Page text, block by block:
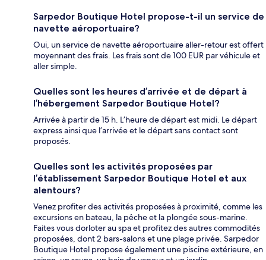
Sarpedor Boutique Hotel propose-t-il un service de
navette aéroportuaire?
Oui, un service de navette aéroportuaire aller-retour est offert
moyennant des frais. Les frais sont de 100 EUR par véhicule et
aller simple.
Quelles sont les heures d’arrivée et de départ à
l’hébergement Sarpedor Boutique Hotel?
Arrivée à partir de 15 h. L’heure de départ est midi. Le départ
express ainsi que l’arrivée et le départ sans contact sont
proposés.
Quelles sont les activités proposées par
l’établissement Sarpedor Boutique Hotel et aux
alentours?
Venez profiter des activités proposées à proximité, comme les
excursions en bateau, la pêche et la plongée sous-marine.
Faites vous dorloter au spa et profitez des autres commodités
proposées, dont 2 bars-salons et une plage privée. Sarpedor
Boutique Hotel propose également une piscine extérieure, en